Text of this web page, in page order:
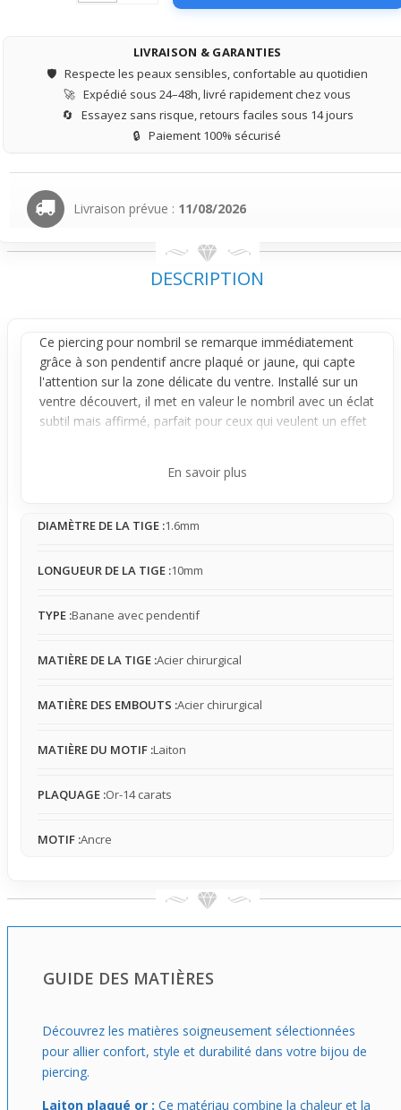
LIVRAISON & GARANTIES
🛡️ Respecte les peaux sensibles, confortable au quotidien
🚀 Expédié sous 24–48h, livré rapidement chez vous
🔄 Essayez sans risque, retours faciles sous 14 jours
🔒 Paiement 100% sécurisé
Livraison prévue : 11/08/2026
DESCRIPTION
Ce piercing pour nombril se remarque immédiatement
grâce à son pendentifancre plaqué or jaune, qui capte
l'attention sur la zone délicate du ventre. Installé sur un
ventre découvert, il met en valeur le nombril avec un éclat
subtil mais affirmé, parfait pour ceux qui veulent un effet
Conçu avec une tige en acier chirurgical, il offre une tenue
certains vêtements selon la matière choisie. Sa présence
port quotidien tout en valorisant la silhouette.
comme un crop top, ce piercing complète un look affirmé
et donne une touche visuelle claire sans effort, parfait
pour ceux qui veulent rehausser leur style avec un détail
En savoir plus
DIAMÈTRE DE LA TIGE :1.6mm
LONGUEUR DE LA TIGE :10mm
TYPE :Banane avec pendentif
MATIÈRE DE LA TIGE :Acier chirurgical
MATIÈRE DES EMBOUTS :Acier chirurgical
MATIÈRE DU MOTIF :Laiton
PLAQUAGE :Or-14 carats
MOTIF :Ancre
GUIDE DES MATIÈRES
Découvrez les matières soigneusement sélectionnées
pour allier confort, style et durabilité dans votre bijou de
piercing.
Laiton plaqué or : Ce matériau combine la chaleur et la